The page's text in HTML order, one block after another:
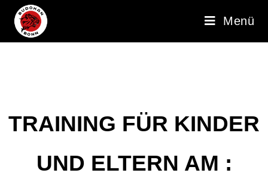
Menü
TRAINING FÜR KINDER
UND ELTERN AM :